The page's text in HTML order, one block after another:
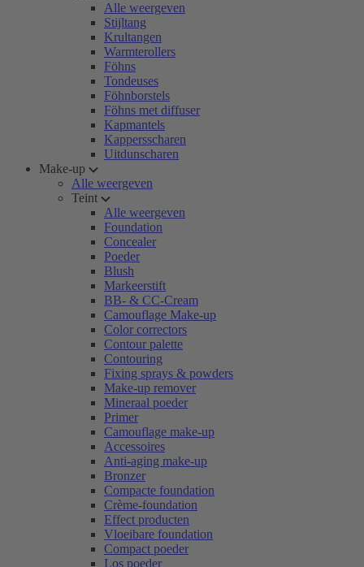
Alle weergeven
Stijltang
Krultangen
Warmterollers
Föhns
Tondeuses
Föhnborstels
Föhns met diffuser
Kapmantels
Kappersscharen
Uitdunscharen
Make-up
Alle weergeven
Teint
Alle weergeven
Foundation
Concealer
Poeder
Blush
Markeerstift
BB- & CC-Cream
Camouflage Make-up
Color correctors
Contour palette
Contouring
Fixing sprays & powders
Make-up remover
Mineraal poeder
Primer
Camouflage make-up
Accessoires
Anti-aging make-up
Bronzer
Compacte foundation
Crème-foundation
Effect producten
Vloeibare foundation
Compact poeder
Los poeder